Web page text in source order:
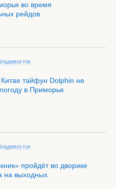
во время
рейдов
тайфун Dolphin не
в Приморье
пройдёт во дворике
на выходных